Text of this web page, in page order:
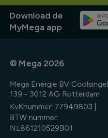
Download de
MyMega app
© Mega 2026
Mega Energie BV Coolsingel
139 - 3012 AG Rotterdam
KvKnummer: 77949803 |
BTW nummer:
NL861210529B01